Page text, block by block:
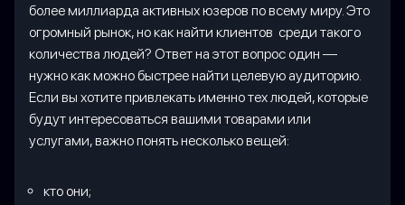
более миллиарда активных юзеров по всему миру. Это
огромный рынок, но как найти клиентов среди такого
количества людей? Ответ на этот вопрос один —
нужно как можно быстрее найти целевую аудиторию.
Если вы хотите привлекать именно тех людей, которые
будут интересоваться вашими товарами или
услугами, важно понять несколько вещей:
кто они;